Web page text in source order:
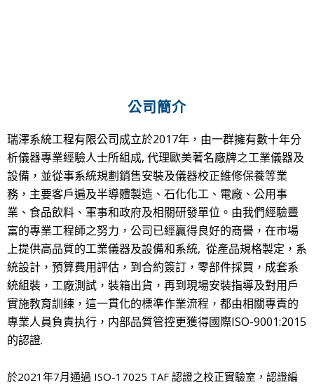
公司簡介
瑞澤系統工程有限公司成立於2017年，由一群擁有數十年分
析儀器專業經驗人士所組成, 代理歐美著名廠牌之工業儀器及
設備，並從事系統規劃銷售安裝及儀器校正維修保養等業
務，主要客戶遍及半導體製造、石化化工、電廠、公用事
業、食品飲料、軍事和政府及相關研發單位。由我們經驗豐
富的專業工程師之努力，公司已經贏得良好的商譽，在市場
上提供高品質的工業儀器及設備和系統, 從產品規格製定，系
統設計，預算費用評估，到合約簽訂，零部件採買，成套系
統組裝，工廠測試，裝箱出貨，再到現場安裝指導及對用戶
實施教育訓練，這一貫化的標準作業流程，都由相關專責的
專業人員負責执行，内部品質管控更獲得國際ISO-9001:2015
的認證.
於2021年7月通過 ISO-17025 TAF 認證之校正實驗室，認證編